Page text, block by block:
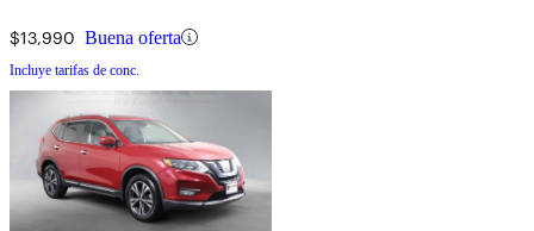
$13,990 Buena oferta
Incluye tarifas de conc.